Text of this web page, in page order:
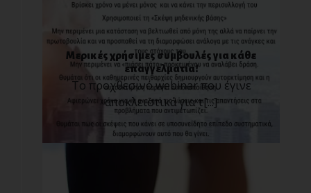
Μερικές χρήσιμες συμβουλές για κάθε
επαγγελματία!
Το προχθεσινό webinar που έγινε
αποκλειστικά για τ[...]